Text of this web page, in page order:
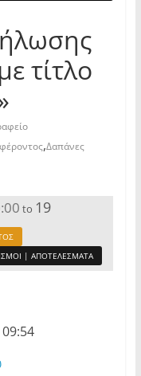
τίτλο
,Δαπάνες
to 19
| ΑΠΟΤΕΛΕΣΜΑΤΑ